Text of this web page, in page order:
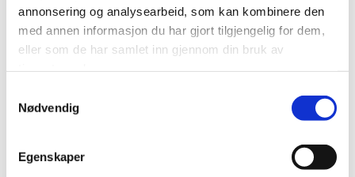
annonsering og analysearbeid, som kan kombinere den
med annen informasjon du har gjort tilgjengelig for dem,
eller som de har samlet inn gjennom din bruk av
Nødvendig
Egenskaper
Krever lamellgardiner noe spesielt vedlikehold?